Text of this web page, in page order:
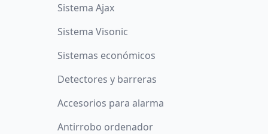
Sistema Ajax
Sistema Visonic
Sistemas económicos
Detectores y barreras
Accesorios para alarma
Antirrobo ordenador